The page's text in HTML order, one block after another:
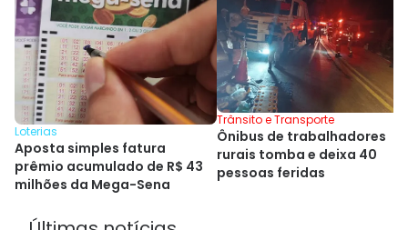
Loterias
Aposta simples fatura
prêmio acumulado de R$ 43
milhões da Mega-Sena
Trânsito e Transporte
Ônibus de trabalhadores
rurais tomba e deixa 40
pessoas feridas